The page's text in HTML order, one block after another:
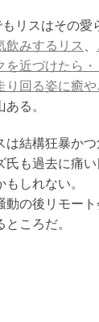
リスはその愛
飲みするリス
近づけたら・
り回る姿に癒
る。
は結構狂暴か
氏も過去に痛
しれない。
動の後リモー
ころだ。